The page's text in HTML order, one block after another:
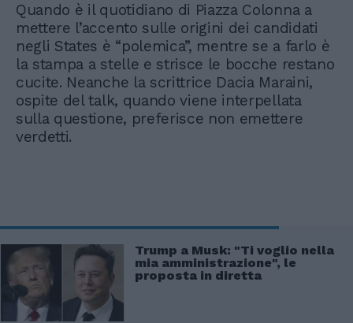
Quando è il quotidiano di Piazza Colonna a
mettere l’accento sulle origini dei candidati
negli States è “polemica”, mentre se a farlo è
la stampa a stelle e strisce le bocche restano
cucite. Neanche la scrittrice Dacia Maraini,
ospite del talk, quando viene interpellata
sulla questione, preferisce non emettere
verdetti.
Trump a Musk: "Ti voglio nella
mia amministrazione", le
proposta in diretta